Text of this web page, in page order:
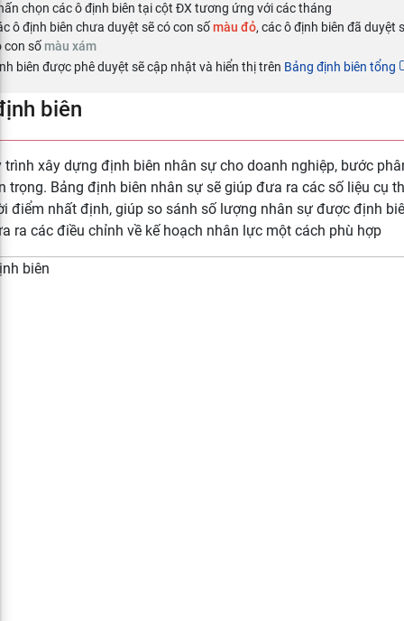
chọn các ô định biên tại cột ĐX tương ứng với các tháng
ô định biên chưa duyệt sẽ có con sốmàu đỏ, các ô định biên đã duyệt
con số màu xám
biên được phê duyệt sẽ cập nhật và hiển thị trên Bảng định biên tổng
biên
trình xây dựng định biên nhân sự cho doanh nghiệp, bước
trọng. Bảng định biên nhân sự sẽ giúp đưa ra các số liệu cụ
điểm nhất định, giúp so sánh số lượng nhân sự được định
ra các điều chỉnh về kế hoạch nhân lực một cách phù hợp